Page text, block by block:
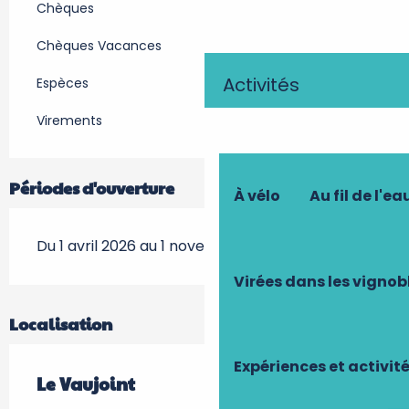
Activités
À vélo Au fil de
Virées dans les
Expériences et
Chèques
Chèques Vacances
Espèces
Virements
Périodes d'ouverture
Du 1 avril 2026 au 1 novembre 2026
Localisation
Le Vaujoint